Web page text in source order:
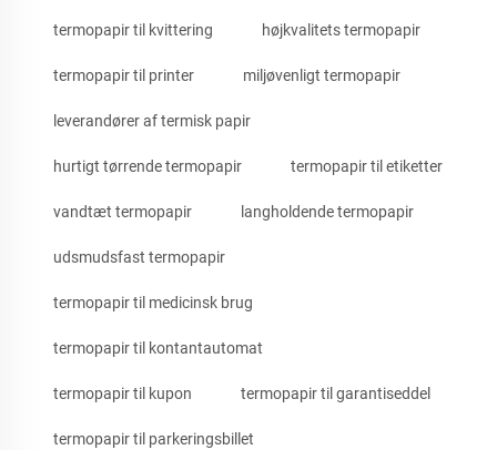
termopapir til kvittering højkvalitets termopapir
termopapir til printer miljøvenligt termopapir
leverandører af termisk papir
hurtigt tørrende termopapir termopapir til etiketter
vandtæt termopapir langholdende termopapir
udsmudsfast termopapir
termopapir til medicinsk brug
termopapir til kontantautomat
termopapir til kupon termopapir til garantiseddel
termopapir til parkeringsbillet